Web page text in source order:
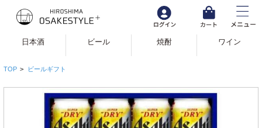
日本酒 ビール 焼酎 ワイン
TOP > ビールギフト